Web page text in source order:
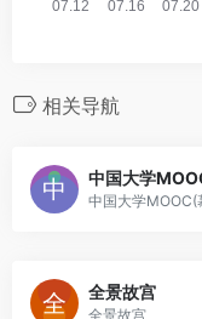
相关导航
中国大学
中国大学MOOC(
全景故宫
全景故宫